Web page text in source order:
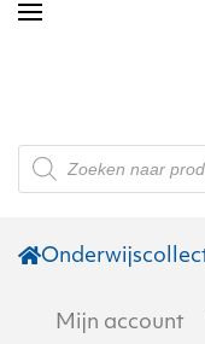
Skip to main
Producten
zoeken
Mijn account